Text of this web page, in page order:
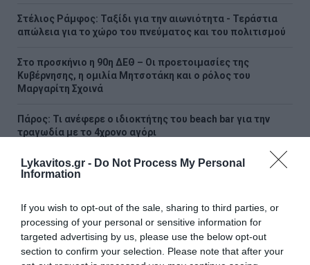
Lykavitos.gr - Do Not Process My Personal
Information
If you wish to opt-out of the sale, sharing to third parties, or
processing of your personal or sensitive information for
targeted advertising by us, please use the below opt-out
section to confirm your selection. Please note that after your
Στέλιος Ράμφος: Ταξίδι για την αιωνιότητα - Τεράστια
απώλεια για το χώρο του πνεύματος και του πολιτισμού
Στο προσκήνιο η 90η ΔΕΘ – Οι προετοιμασίες της
Κυβέρνησης, η ομιλία Μητσοτάκη και ο ρόλος του
Μαργαρίτη Σχοινά
Πάρος: Τι ανέφερε ο ιδιοκτήτης του beach bar για την
τραγωδία με το 4χρονο αγόρι
Η στιγμή που ρεπόρτερ σώζει μια χελώνα στη φωτιά στον
Κουβαρά
Μαρινάκης κατά Τσίπρα: Θυμίζει νέα καλοκαιρινή
επιθεώρηση ο ισχυρισμός «δεν εξυπηρέτησα συμφέροντα
αλλά συγκρούστηκα μαζί τους»
Kατσαφάδος: «Οι αποζημιώσεις των πυρόπληκτων θα